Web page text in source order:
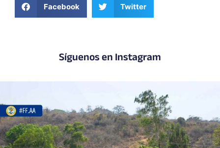
Facebook Twitter
Síguenos en Instagram